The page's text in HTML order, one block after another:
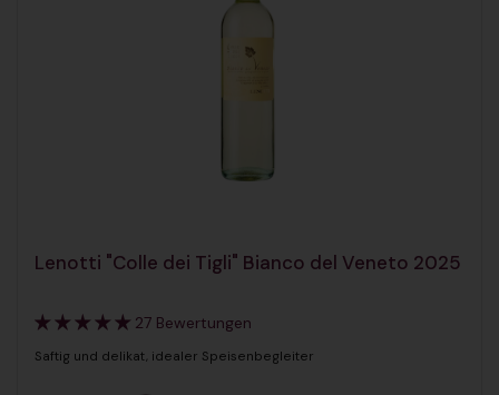
Lenotti "Colle dei Tigli" Bianco del Veneto 2025
27 Bewertungen
Saftig und delikat, idealer Speisenbegleiter